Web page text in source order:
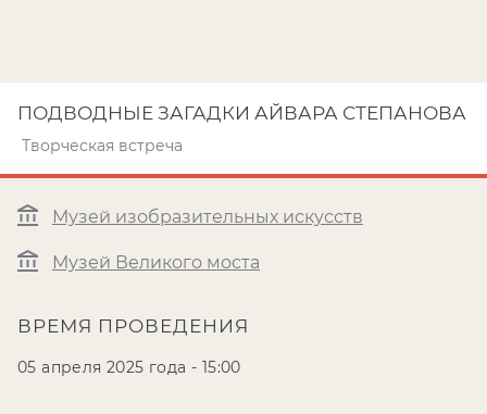
ПОДВОДНЫЕ ЗАГАДКИ АЙВАРА СТЕПАНОВА
Творческая встреча
Музей изобразительных искусств
Музей Великого моста
ВРЕМЯ ПРОВЕДЕНИЯ
05 апреля 2025 года - 15:00